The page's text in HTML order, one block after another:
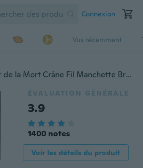
Connexion
Vus récemment
Tibétain Argent Jour de la Mort Crâne Fil Manchette Bracelet Bracelet Bijoux Hallowmas Cadeaux E484
ÉVALUATION GÉNÉRALE
3.9
1400 notes
Voir les détails du produit